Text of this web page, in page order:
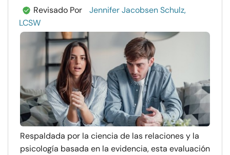
Revisado Por
Jennifer Jacobsen Schulz,
LCSW
Respaldada por la ciencia de las relaciones y la
psicología basada en la evidencia, esta evaluación